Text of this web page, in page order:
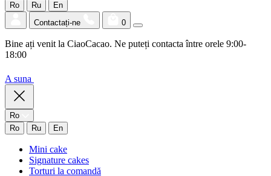
Ro
Ru
En
Contactați-ne
0
Bine ați venit la CiaoCacao. Ne puteți contacta între orele 9:00-
18:00
A suna
Ro
Ro
Ru En
Mini cake
Signature cakes
Torturi la comandă